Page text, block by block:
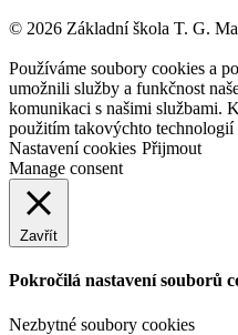
© 2026 Základní škola T. G.
Používáme soubory cookies a
umožnili služby a funkčnost
komunikaci s našimi službami.
použitím takovýchto technologií
Nastavení cookies Přijmout
Manage consent
Zavřít
Pokročilá nastavení souborů
Nezbytné soubory cookies